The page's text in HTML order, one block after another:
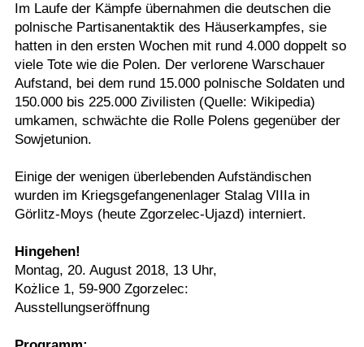
Im Laufe der Kämpfe übernahmen die deutschen die
polnische Partisanentaktik des Häuserkampfes, sie
hatten in den ersten Wochen mit rund 4.000 doppelt so
viele Tote wie die Polen. Der verlorene Warschauer
Aufstand, bei dem rund 15.000 polnische Soldaten und
150.000 bis 225.000 Zivilisten (Quelle: Wikipedia)
umkamen, schwächte die Rolle Polens gegenüber der
Sowjetunion.
Einige der wenigen überlebenden Aufständischen
wurden im Kriegsgefangenenlager Stalag VIIIa in
Görlitz-Moys (heute Zgorzelec-Ujazd) interniert.
Hingehen!
Montag, 20. August 2018, 13 Uhr,
Kożlice 1, 59-900 Zgorzelec:
Ausstellungseröffnung